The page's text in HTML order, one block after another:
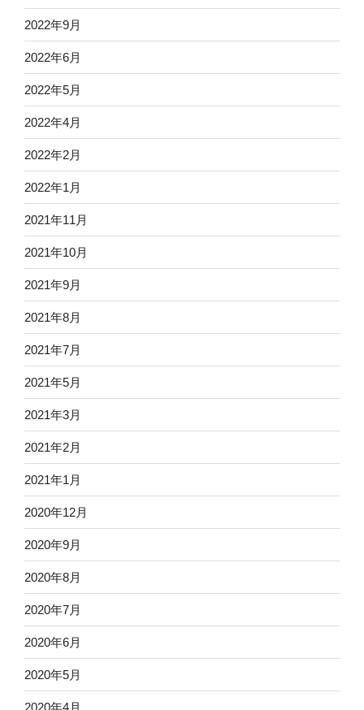
2022年9月
2022年6月
2022年5月
2022年4月
2022年2月
2022年1月
2021年11月
2021年10月
2021年9月
2021年8月
2021年7月
2021年5月
2021年3月
2021年2月
2021年1月
2020年12月
2020年9月
2020年8月
2020年7月
2020年6月
2020年5月
2020年4月